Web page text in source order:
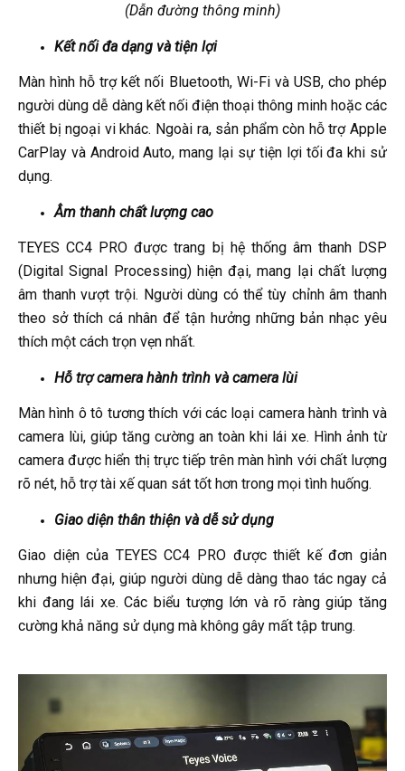
(Dẫn đường thông minh)
Kết nối đa dạng và tiện lợi
Màn hình hỗ trợ kết nối Bluetooth, Wi-Fi và USB, cho phép
người dùng dễ dàng kết nối điện thoại thông minh hoặc các
thiết bị ngoại vi khác. Ngoài ra, sản phẩm còn hỗ trợ Apple
CarPlay và Android Auto, mang lại sự tiện lợi tối đa khi sử
dụng.
Âm thanh chất lượng cao
TEYES CC4 PRO được trang bị hệ thống âm thanh DSP
(Digital Signal Processing) hiện đại, mang lại chất lượng
âm thanh vượt trội. Người dùng có thể tùy chỉnh âm thanh
theo sở thích cá nhân để tận hưởng những bản nhạc yêu
thích một cách trọn vẹn nhất.
Hỗ trợ camera hành trình và camera lùi
Màn hình ô tô tương thích với các loại camera hành trình và
camera lùi, giúp tăng cường an toàn khi lái xe. Hình ảnh từ
camera được hiển thị trực tiếp trên màn hình với chất lượng
rõ nét, hỗ trợ tài xế quan sát tốt hơn trong mọi tình huống.
Giao diện thân thiện và dễ sử dụng
Giao diện của TEYES CC4 PRO được thiết kế đơn giản
nhưng hiện đại, giúp người dùng dễ dàng thao tác ngay cả
khi đang lái xe. Các biểu tượng lớn và rõ ràng giúp tăng
cường khả năng sử dụng mà không gây mất tập trung.